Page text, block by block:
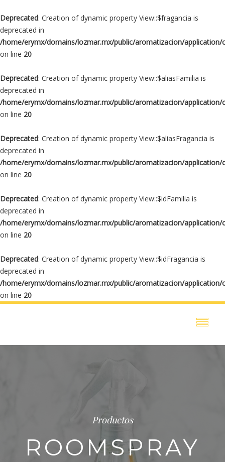
Deprecated: Creation of dynamic property View::$fragancia is
deprecated in
/home/erymx/domains/lozmar.mx/public/aromatizacion/application/
on line 20
Deprecated: Creation of dynamic property View::$aliasFamilia is
deprecated in
/home/erymx/domains/lozmar.mx/public/aromatizacion/application/
on line 20
Deprecated: Creation of dynamic property View::$aliasFragancia is
deprecated in
/home/erymx/domains/lozmar.mx/public/aromatizacion/application/
on line 20
Deprecated: Creation of dynamic property View::$idFamilia is
deprecated in
/home/erymx/domains/lozmar.mx/public/aromatizacion/application/
on line 20
Deprecated: Creation of dynamic property View::$idFragancia is
deprecated in
/home/erymx/domains/lozmar.mx/public/aromatizacion/application/
on line 20
Productos
ROOMSPRAY